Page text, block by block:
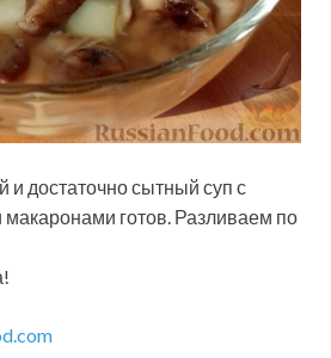
достаточно сытный суп с
готов. Разливаем по